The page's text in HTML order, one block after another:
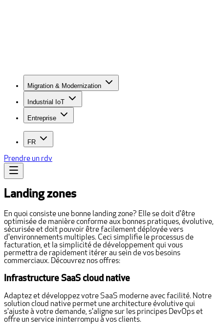
Migration & Modernization
Industrial IoT
Entreprise
FR
Prendre un rdv
Landing zones
En quoi consiste une bonne landing zone? Elle se doit d'être
optimisée de manière conforme aux bonnes pratiques, évolutive,
sécurisée et doit pouvoir être facilement déployée vers
d'environnements multiples. Ceci simplifie le processus de
facturation, et la simplicité de développement qui vous
permettra de rapidement itérer au sein de vos besoins
commerciaux. Découvrez nos offres:
Infrastructure SaaS cloud native
Adaptez et développez votre SaaS moderne avec facilité. Notre
solution cloud native permet une architecture évolutive qui
s'ajuste à votre demande, s'aligne sur les principes DevOps et
offre un service ininterrompu à vos clients.